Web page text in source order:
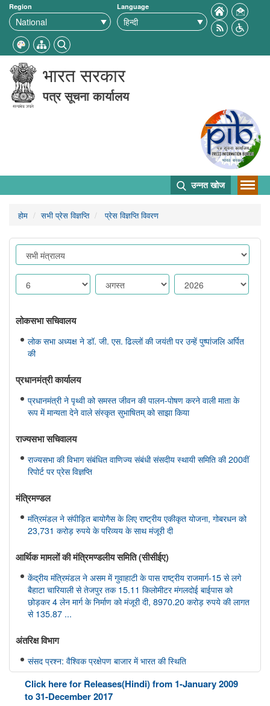
Region Language
भारत सरकार
पत्र सूचना कार्यालय
उन्नत खोज
होम सभी प्रेस विज्ञप्ति प्रेस विज्ञप्ति विवरण
लोकसभा सचिवालय
लोक सभा अध्यक्ष ने डॉ. जी. एस. ढिल्लों की जयंती पर उन्हें पुष्पांजलि अर्पित
की
प्रधानमंत्री कार्यालय
प्रधानमंत्री ने पृथ्वी को समस्त जीवन की पालन-पोषण करने वाली माता के
रूप में मान्यता देने वाले संस्कृत सुभाषितम् को साझा किया
राज्यसभा सचिवालय
राज्यसभा की विभाग संबंधित वाणिज्य संबंधी संसदीय स्थायी समिति की 200वीं
रिपोर्ट पर प्रेस विज्ञप्ति
मंत्रिमण्‍डल
मंत्रिमंडल ने संपीड़ित बायोगैस के लिए राष्ट्रीय एकीकृत योजना, गोबरधन को
23,731 करोड़ रुपये के परिव्यय के साथ मंजूरी दी
आर्थिक मामलों की मंत्रिमण्‍डलीय समिति (सीसीईए)
केंद्रीय मंत्रिमंडल ने असम में गुवाहाटी के पास राष्ट्रीय राजमार्ग-15 से लगे
बैहाटा चारियाली से तेजपुर तक 15.11 किलोमीटर मंगलदोई बाईपास को
छोड़कर 4 लेन मार्ग के निर्माण को मंजूरी दी, 8970.20 करोड़ रुपये की लागत
से 135.87 ...
अंतरिक्ष विभाग
संसद प्रश्न: वैश्विक प्रक्षेपण बाजार में भारत की स्थिति
संसद प्रश्न: अंतरिक्ष प्रौद्योगिकी का विकास
संसद प्रश्न: जम्मू-कश्मीर में इसरो समर्थित अंतरिक्ष प्रौद्योगिकी के अनुप्रयोग
Click here for Releases(Hindi) from 1-January 2009
to 31-December 2017